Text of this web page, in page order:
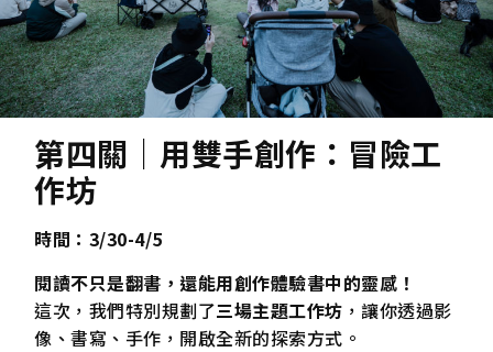
第四關｜用雙手創作：冒險工
作坊
時間：3/30-4/5
閱讀不只是翻書，還能用創作體驗書中的靈感！
這次，我們特別規劃了三場主題工作坊 ，讓你透過影
像、書寫、手作，開啟全新的探索方式。